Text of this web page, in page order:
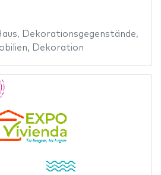
, Dekorationsgegenstände,
, Dekoration